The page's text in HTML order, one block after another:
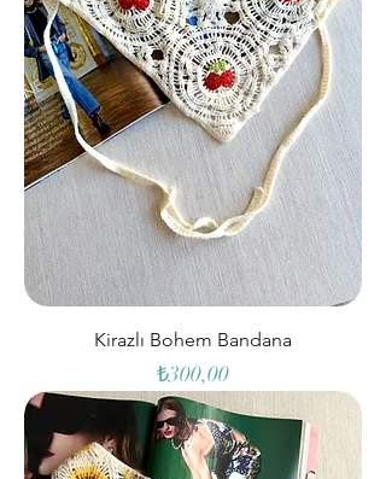
Kirazlı Bohem Bandana
Fiyat
₺300,00